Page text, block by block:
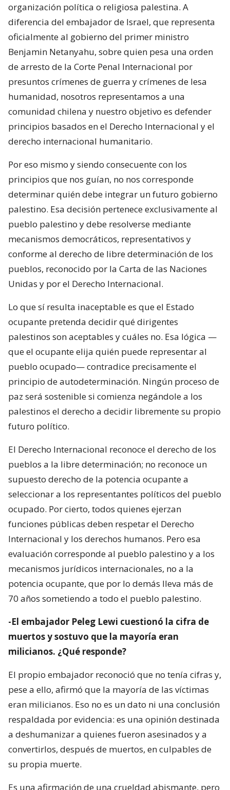
organización política o religiosa palestina. A
diferencia del embajador de Israel, que representa
oficialmente al gobierno del primer ministro
Benjamin Netanyahu, sobre quien pesa una orden
de arresto de la Corte Penal Internacional por
presuntos crímenes de guerra y crímenes de lesa
humanidad, nosotros representamos a una
comunidad chilena y nuestro objetivo es defender
principios basados en el Derecho Internacional y el
derecho internacional humanitario.
Por eso mismo y siendo consecuente con los
principios que nos guían, no nos corresponde
determinar quién debe integrar un futuro gobierno
palestino. Esa decisión pertenece exclusivamente al
pueblo palestino y debe resolverse mediante
mecanismos democráticos, representativos y
conforme al derecho de libre determinación de los
pueblos, reconocido por la Carta de las Naciones
Unidas y por el Derecho Internacional.
Lo que sí resulta inaceptable es que el Estado
ocupante pretenda decidir qué dirigentes
palestinos son aceptables y cuáles no. Esa lógica —
que el ocupante elija quién puede representar al
pueblo ocupado— contradice precisamente el
principio de autodeterminación. Ningún proceso de
paz será sostenible si comienza negándole a los
palestinos el derecho a decidir libremente su propio
futuro político.
El Derecho Internacional reconoce el derecho de los
pueblos a la libre determinación; no reconoce un
supuesto derecho de la potencia ocupante a
seleccionar a los representantes políticos del pueblo
ocupado. Por cierto, todos quienes ejerzan
funciones públicas deben respetar el Derecho
Internacional y los derechos humanos. Pero esa
evaluación corresponde al pueblo palestino y a los
mecanismos jurídicos internacionales, no a la
potencia ocupante, que por lo demás lleva más de
70 años sometiendo a todo el pueblo palestino.
-El embajador Peleg Lewi cuestionó la cifra de
muertos y sostuvo que la mayoría eran
milicianos. ¿Qué responde?
El propio embajador reconoció que no tenía cifras y,
pese a ello, afirmó que la mayoría de las víctimas
eran milicianos. Eso no es un dato ni una conclusión
respaldada por evidencia: es una opinión destinada
a deshumanizar a quienes fueron asesinados y a
convertirlos, después de muertos, en culpables de
su propia muerte.
Es una afirmación de una crueldad abismante, pero